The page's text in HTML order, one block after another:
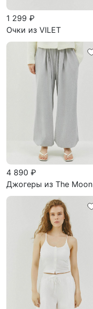
1 299 ₽
Очки из VILET
4 890 ₽
Джогеры из The Moon